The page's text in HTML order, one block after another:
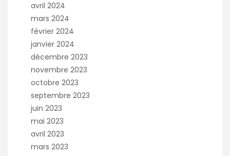
avril 2024
mars 2024
février 2024
janvier 2024
décembre 2023
novembre 2023
octobre 2023
septembre 2023
juin 2023
mai 2023
avril 2023
mars 2023